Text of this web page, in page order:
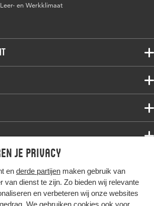
je privacy
en derde partijen maken gebruik van
van dienst te zijn. Zo bieden wij relevante
en verbeteren wij onze websites
We gebruiken cookies ook voor
en Werkklimaat
komt alles samen